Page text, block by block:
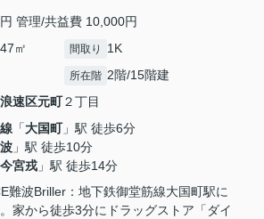
管理/共益費 10,000円
㎡ 間取り 1K
所在階 2階/15階建
速区元町２丁目
「大国町」駅 徒歩6分
」駅 徒歩10分
今宮戎 」駅 徒歩14分
難波Briller：地下鉄御堂筋線大国町駅に
家から徒歩3分にドラッグストア「ダイ